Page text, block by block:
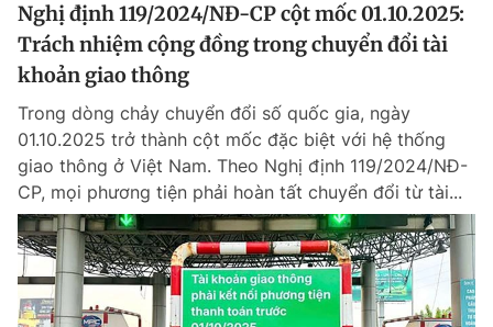
Nghị định 119/2024/NĐ-CP cột mốc 01.10.2025:
Trách nhiệm cộng đồng trong chuyển đổi tài
khoản giao thông
Trong dòng chảy chuyển đổi số quốc gia, ngày
01.10.2025 trở thành cột mốc đặc biệt với hệ thống
giao thông ở Việt Nam. Theo Nghị định 119/2024/NĐ-
CP, mọi phương tiện phải hoàn tất chuyển đổi từ tài...